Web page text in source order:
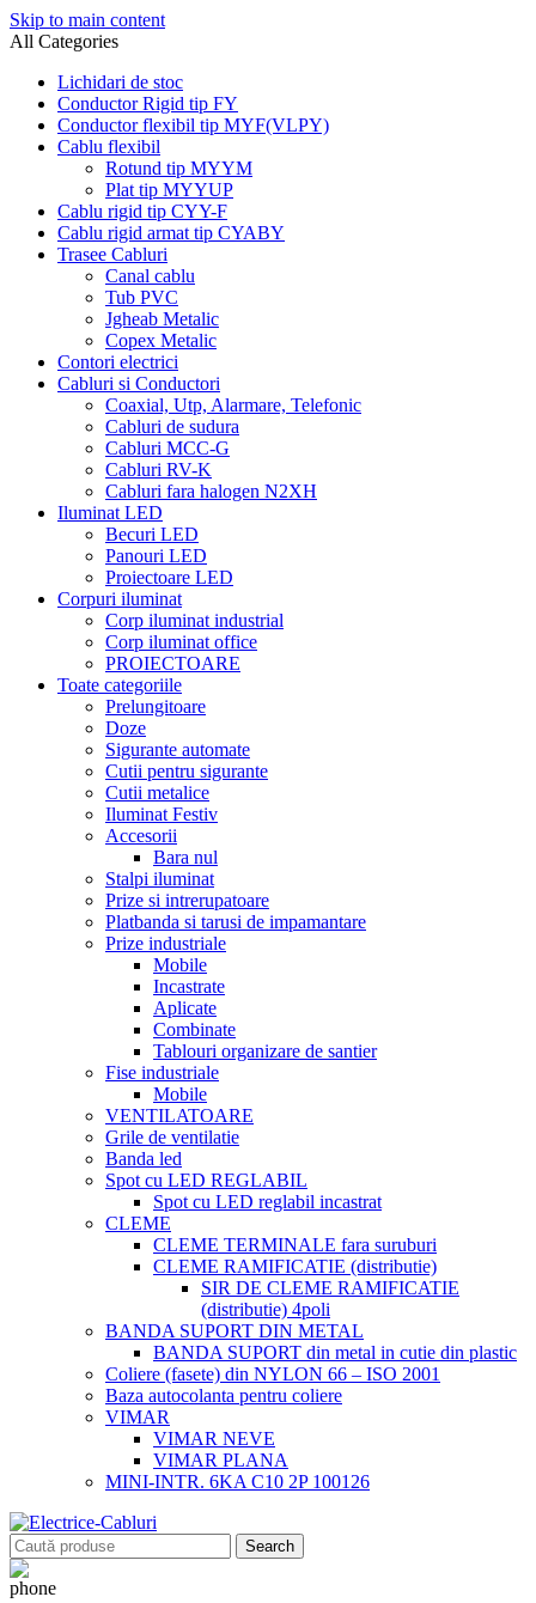
Skip to main content
All Categories
Lichidari de stoc
Conductor Rigid tip FY
Conductor flexibil tip MYF(VLPY)
Cablu flexibil
Rotund tip MYYM
Plat tip MYYUP
Cablu rigid tip CYY-F
Cablu rigid armat tip CYABY
Trasee Cabluri
Canal cablu
Tub PVC
Jgheab Metalic
Copex Metalic
Contori electrici
Cabluri si Conductori
Coaxial, Utp, Alarmare, Telefonic
Cabluri de sudura
Cabluri MCC-G
Cabluri RV-K
Cabluri fara halogen N2XH
Iluminat LED
Becuri LED
Panouri LED
Proiectoare LED
Corpuri iluminat
Corp iluminat industrial
Corp iluminat office
PROIECTOARE
Toate categoriile
Prelungitoare
Doze
Sigurante automate
Cutii pentru sigurante
Cutii metalice
Iluminat Festiv
Accesorii
Bara nul
Stalpi iluminat
Prize si intrerupatoare
Platbanda si tarusi de impamantare
Prize industriale
Mobile
Incastrate
Aplicate
Combinate
Tablouri organizare de santier
Fise industriale
Mobile
VENTILATOARE
Grile de ventilatie
Banda led
Spot cu LED REGLABIL
Spot cu LED reglabil incastrat
CLEME
CLEME TERMINALE fara suruburi
CLEME RAMIFICATIE (distributie)
SIR DE CLEME RAMIFICATIE
(distributie) 4poli
BANDA SUPORT DIN METAL
BANDA SUPORT din metal in cutie din plastic
Coliere (fasete) din NYLON 66 – ISO 2001
Baza autocolanta pentru coliere
VIMAR
VIMAR NEVE
VIMAR PLANA
MINI-INTR. 6KA C10 2P 100126
Search